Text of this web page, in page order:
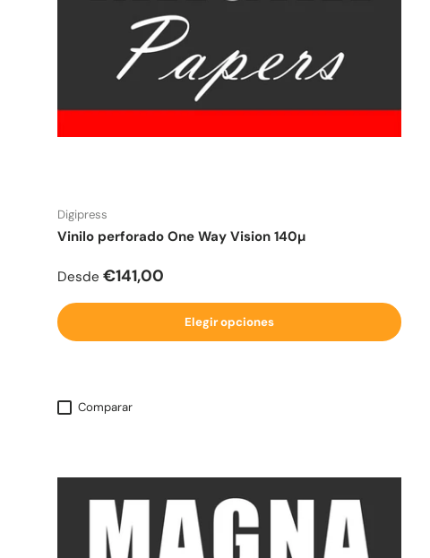
Digipress
Vinilo perforado One Way Vision 140µ
Precio normal
Desde €141,00
Elegir opciones
Comparar